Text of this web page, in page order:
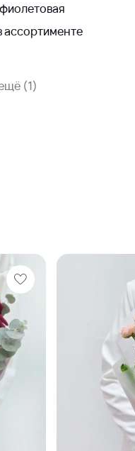
ассортименте
(1)